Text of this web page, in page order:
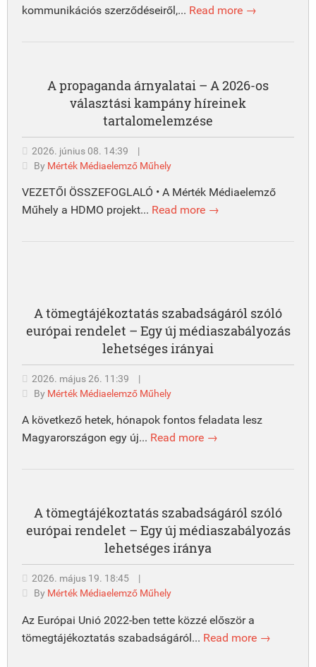
kommunikációs szerződéseiről,... Read more →
A propaganda árnyalatai – A 2026-os
választási kampány híreinek
tartalomelemzése
2026. június 08. 14:39
|
By Mérték Médiaelemző Műhely
VEZETŐI ÖSSZEFOGLALÓ • A Mérték Médiaelemző
Műhely a HDMO projekt... Read more →
A tömegtájékoztatás szabadságáról szóló
európai rendelet – Egy új médiaszabályozás
lehetséges irányai
2026. május 26. 11:39
|
By Mérték Médiaelemző Műhely
A következő hetek, hónapok fontos feladata lesz
Magyarországon egy új... Read more →
A tömegtájékoztatás szabadságáról szóló
európai rendelet – Egy új médiaszabályozás
lehetséges iránya
2026. május 19. 18:45
|
By Mérték Médiaelemző Műhely
Az Európai Unió 2022-ben tette közzé először a
tömegtájékoztatás szabadságáról... Read more →